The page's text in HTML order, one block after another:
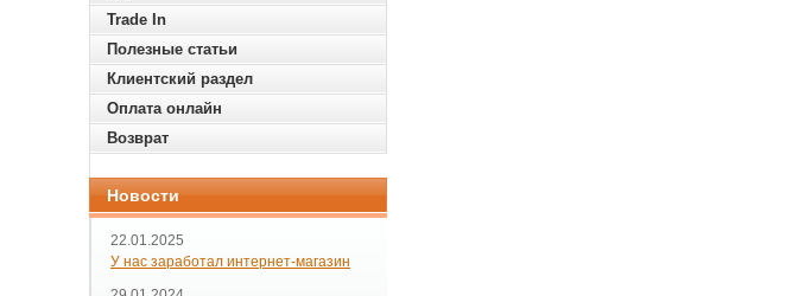
Trade In
Полезные статьи
Клиентский раздел
Оплата онлайн
Возврат
Новости
22.01.2025
У нас заработал интернет-магазин